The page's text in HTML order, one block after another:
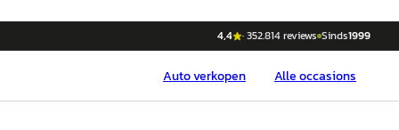
4,4 ·352.814reviews Sinds1999
Autoverkopen Alle occasions